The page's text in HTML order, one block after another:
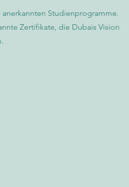
Studienprogramme.
Zertifikate, die Dubais Vision